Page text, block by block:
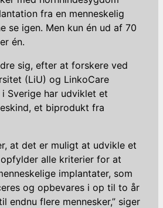
fra en menneskelig
se igen. Men kun én ud af 70
én.
sig, efter at forskere ved
(LiU) og LinkoCare
Sverige har udviklet et
et biprodukt fra
at det er muligt at udvikle et
alle kriterier for at
implantater, som
og opbevares i op til to år
endnu flere mennesker,” siger